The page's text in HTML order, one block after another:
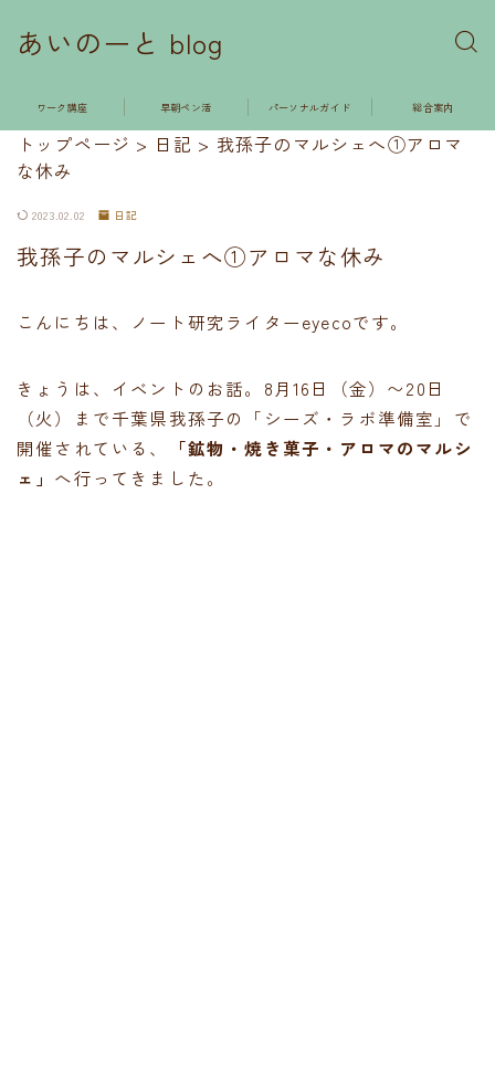
あいのーと blog
ワーク講座 早朝ペン活 パーソナルガイド 総合案内
トップページ > 日記 > 我孫子のマルシェへ①アロマ
な休み
2023.02.02 日記
我孫子のマルシェへ①アロマな休み
こんにちは、ノート研究ライターeyecoです。
きょうは、イベントのお話。8月16日（金）〜20日
（火）まで千葉県我孫子の「シーズ・ラボ準備室」で
開催されている、
「鉱物・焼き菓子・アロマのマルシ
ェ」 へ行ってきました。